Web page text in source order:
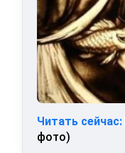
Читать сейчас:
фото)